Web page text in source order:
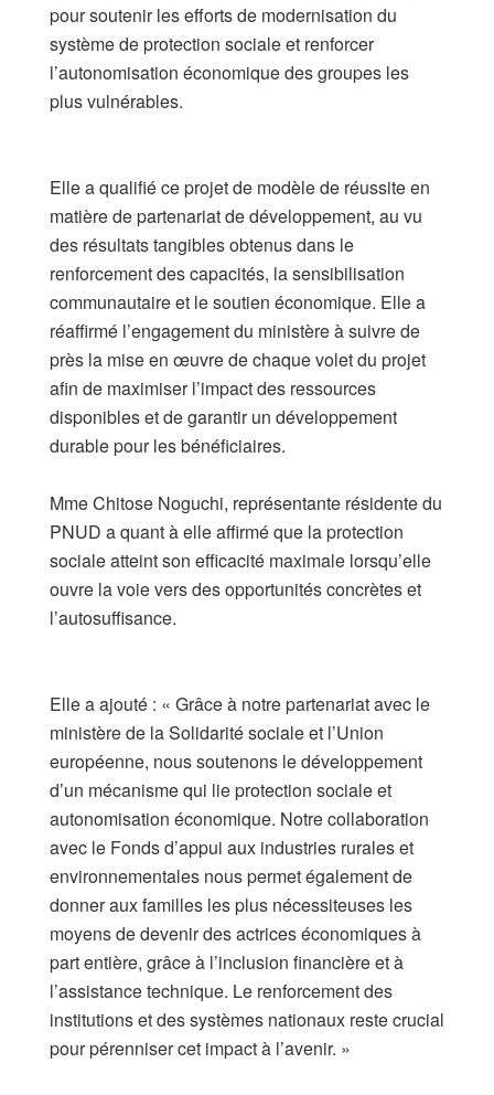
pour soutenir les efforts de modernisation du
système de protection sociale et renforcer
l’autonomisation économique des groupes les
plus vulnérables.
​Elle a qualifié ce projet de modèle de réussite en
matière de partenariat de développement, au vu
des résultats tangibles obtenus dans le
renforcement des capacités, la sensibilisation
communautaire et le soutien économique. Elle a
réaffirmé l’engagement du ministère à suivre de
près la mise en œuvre de chaque volet du projet
afin de maximiser l’impact des ressources
disponibles et de garantir un développement
durable pour les bénéficiaires.
​Mme Chitose Noguchi, représentante résidente du
PNUD a quant à elle affirmé que la protection
sociale atteint son efficacité maximale lorsqu’elle
ouvre la voie vers des opportunités concrètes et
l’autosuffisance.
​Elle a ajouté : « Grâce à notre partenariat avec le
ministère de la Solidarité sociale et l’Union
européenne, nous soutenons le développement
d’un mécanisme qui lie protection sociale et
autonomisation économique. Notre collaboration
avec le Fonds d’appui aux industries rurales et
environnementales nous permet également de
donner aux familles les plus nécessiteuses les
moyens de devenir des actrices économiques à
part entière, grâce à l’inclusion financière et à
l’assistance technique. Le renforcement des
institutions et des systèmes nationaux reste crucial
pour pérenniser cet impact à l’avenir. »